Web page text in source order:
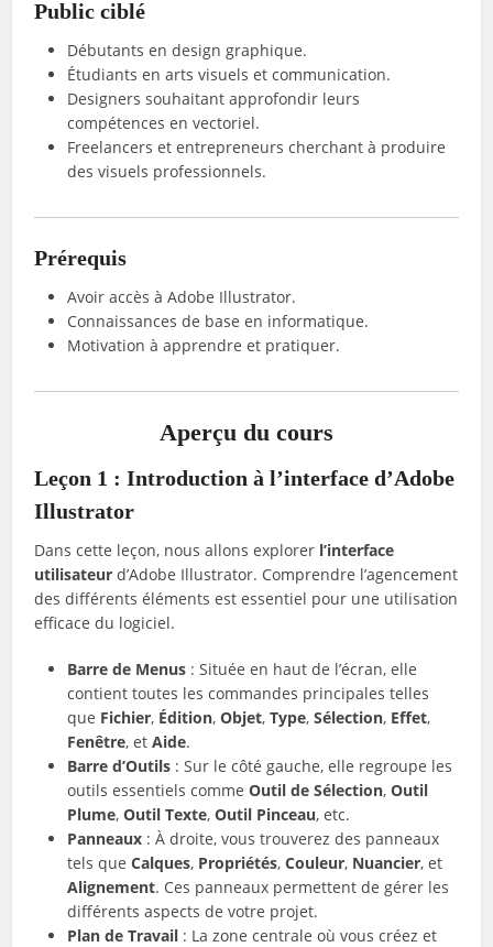
Public ciblé
Débutants en design graphique.
Étudiants en arts visuels et communication.
Designers souhaitant approfondir leurs
compétences en vectoriel.
Freelancers et entrepreneurs cherchant à produire
des visuels professionnels.
Prérequis
Avoir accès à Adobe Illustrator.
Connaissances de base en informatique.
Motivation à apprendre et pratiquer.
Aperçu du cours
Leçon 1 : Introduction à l’interface d’Adobe
Illustrator
Dans cette leçon, nous allons explorer l’interface
utilisateur d’Adobe Illustrator. Comprendre l’agencement
des différents éléments est essentiel pour une utilisation
efficace du logiciel.
Barre de Menus : Située en haut de l’écran, elle
contient toutes les commandes principales telles
que Fichier, Édition,Objet,Type,Sélection, Effet,
Fenêtre, etAide.
Barre d’Outils : Sur le côté gauche, elle regroupe les
outils essentiels commeOutil de Sélection,Outil
Plume,Outil Texte,Outil Pinceau, etc.
Panneaux : À droite, vous trouverez des panneaux
tels queCalques, Propriétés,Couleur, Nuancier, et
Alignement. Ces panneaux permettent de gérer les
différents aspects de votre projet.
Plan de Travail : La zone centrale où vous créez et